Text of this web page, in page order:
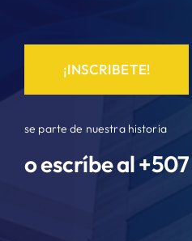
¡INSCRIBETE!
se parte de nuestra historia
o escríbe al +507